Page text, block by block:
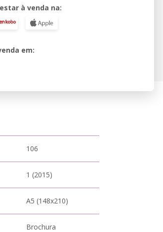
à venda na:
em:
106
1 (2015)
A5 (148x210)
Brochura